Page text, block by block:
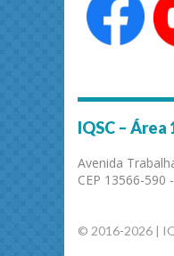
IQSC – Área
Avenida
CEP 13566-590
© 2016-2026 |